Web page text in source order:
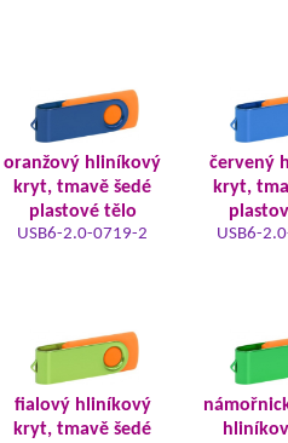
oranžový hliníkový
kryt, tmavě šedé
plastové tělo
USB6-2.0-0719-2
červený
kryt,
USB6-
fialový hliníkový
kryt, tmavě šedé